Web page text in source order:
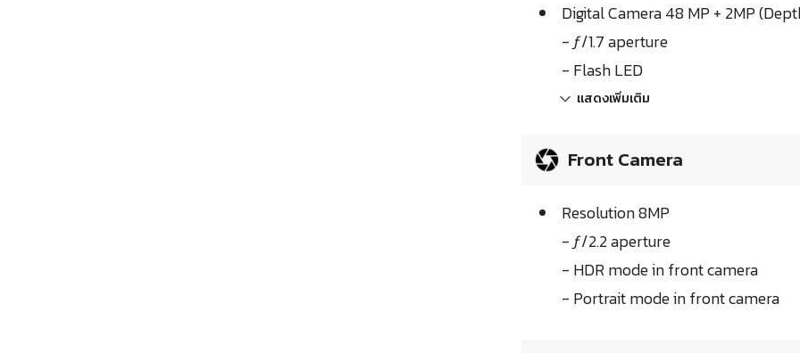
Digital Camera 48 MP + 2MP
- ƒ/1.7 aperture
- Flash LED
แสดงเพิ่มเติม
Front Camera
Resolution 8MP
- ƒ/2.2 aperture
- HDR mode in front camera
- Portrait mode in front camera